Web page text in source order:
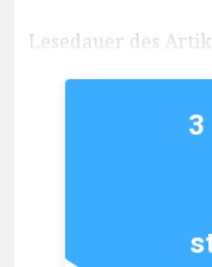
Lesedauer des